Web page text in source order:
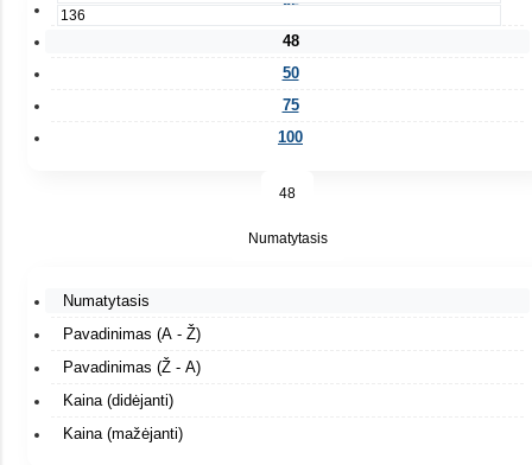
25
48
50
75
100
48
Numatytasis
Numatytasis
Pavadinimas (A - Ž)
Pavadinimas (Ž - A)
Kaina (didėjanti)
Kaina (mažėjanti)